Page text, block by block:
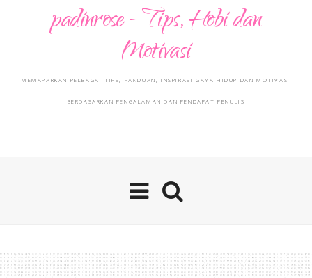
padinrose - Tips, Hobi dan
Motivasi
MEMAPARKAN PELBAGAI TIPS, PANDUAN, INSPIRASI GAYA HIDUP DAN MOTIVASI
BERDASARKAN PENGALAMAN DAN PENDAPAT PENULIS